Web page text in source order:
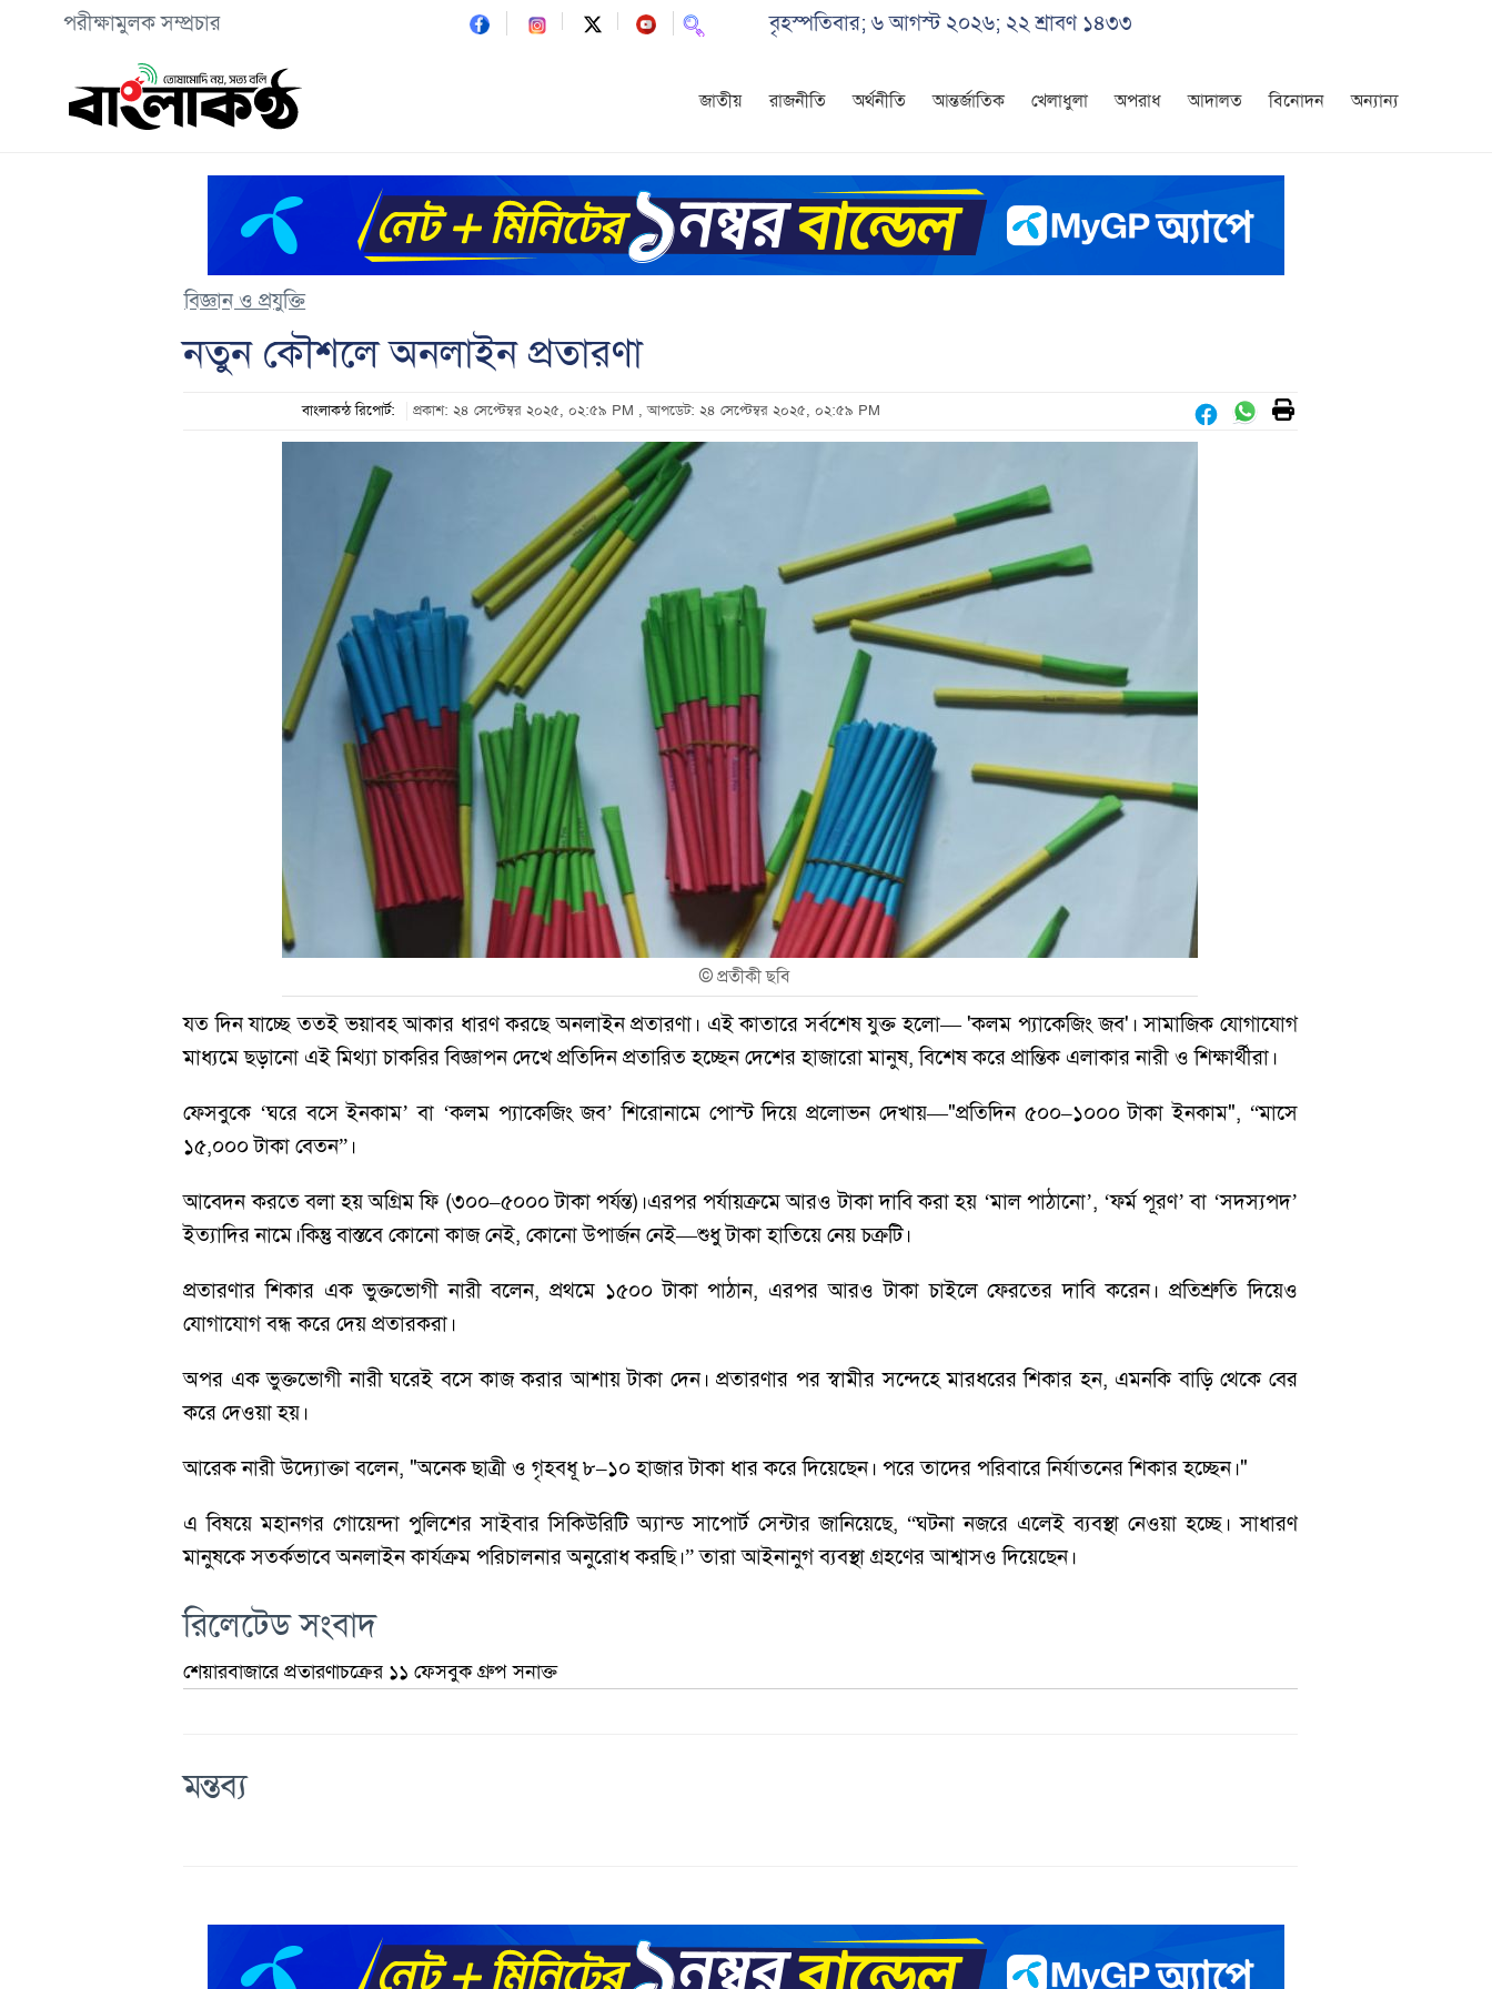
পরীক্ষামুলক সম্প্রচার বৃহস্পতিবার; ৬ আগস্ট ২০২৬; ২২ শ্রাবণ ১৪৩৩
জাতীয় রাজনীতি অর্থনীতি আন্তর্জাতিক খেলাধুলা অপরাধ আদালত বিনোদন অন্যান্য
বিজ্ঞান ও প্রযুক্তি
নতুন কৌশলে অনলাইন প্রতারণা
বাংলাকন্ঠ রিপোর্ট: প্রকাশ: ২৪ সেপ্টেম্বর ২০২৫, ০২:৫৯ PM , আপডেট: ২৪ সেপ্টেম্বর ২০২৫, ০২:৫৯ PM
© প্রতীকী ছবি
যত দিন যাচ্ছে ততই ভয়াবহ আকার ধারণ করছে অনলাইন প্রতারণা। এই কাতারে সর্বশেষ যুক্ত হলো— 'কলম প্যাকেজিং জব'। সামাজিক যোগাযোগ
মাধ্যমে ছড়ানো এই মিথ্যা চাকরির বিজ্ঞাপন দেখে প্রতিদিন প্রতারিত হচ্ছেন দেশের হাজারো মানুষ, বিশেষ করে প্রান্তিক এলাকার নারী ও শিক্ষার্থীরা।
ফেসবুকে ‘ঘরে বসে ইনকাম’ বা ‘কলম প্যাকেজিং জব’ শিরোনামে পোস্ট দিয়ে প্রলোভন দেখায়—"প্রতিদিন ৫০০–১০০০ টাকা ইনকাম", “মাসে
১৫,০০০ টাকা বেতন”।
আবেদন করতে বলা হয় অগ্রিম ফি (৩০০–৫০০০ টাকা পর্যন্ত)।এরপর পর্যায়ক্রমে আরও টাকা দাবি করা হয় ‘মাল পাঠানো’, ‘ফর্ম পূরণ’ বা ‘সদস্যপদ’
ইত্যাদির নামে।কিন্তু বাস্তবে কোনো কাজ নেই, কোনো উপার্জন নেই—শুধু টাকা হাতিয়ে নেয় চক্রটি।
প্রতারণার শিকার এক ভুক্তভোগী নারী বলেন, প্রথমে ১৫০০ টাকা পাঠান, এরপর আরও টাকা চাইলে ফেরতের দাবি করেন। প্রতিশ্রুতি দিয়েও
যোগাযোগ বন্ধ করে দেয় প্রতারকরা।
অপর এক ভুক্তভোগী নারী ঘরেই বসে কাজ করার আশায় টাকা দেন। প্রতারণার পর স্বামীর সন্দেহে মারধরের শিকার হন, এমনকি বাড়ি থেকে বের
করে দেওয়া হয়।
আরেক নারী উদ্যোক্তা বলেন, "অনেক ছাত্রী ও গৃহবধূ ৮–১০ হাজার টাকা ধার করে দিয়েছেন। পরে তাদের পরিবারে নির্যাতনের শিকার হচ্ছেন।"
এ বিষয়ে মহানগর গোয়েন্দা পুলিশের সাইবার সিকিউরিটি অ্যান্ড সাপোর্ট সেন্টার জানিয়েছে, “ঘটনা নজরে এলেই ব্যবস্থা নেওয়া হচ্ছে। সাধারণ
মানুষকে সতর্কভাবে অনলাইন কার্যক্রম পরিচালনার অনুরোধ করছি।” তারা আইনানুগ ব্যবস্থা গ্রহণের আশ্বাসও দিয়েছেন।
রিলেটেড সংবাদ
শেয়ারবাজারে প্রতারণাচক্রের ১১ ফেসবুক গ্রুপ সনাক্ত
মন্তব্য